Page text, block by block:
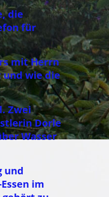
die
für
mit Herrn
und wie die
Zwei
Dorle
Wasser
und
im